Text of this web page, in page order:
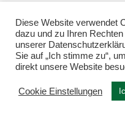
Diese Website verwendet
dazu und zu Ihren
unserer
Sie auf „Ich stimme zu“,
direkt unsere Website
Cookie Einstellungen